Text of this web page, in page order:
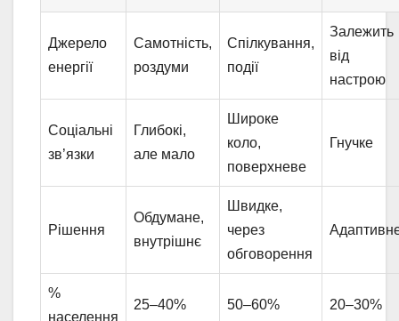
Джерело
енергії
Самотність,
роздуми
Спілкування,
події
Залежить
від
настрою
Соціальні
зв’язки
Глибокі,
але мало
Широке
коло,
поверхневе
Гнучке
Рішення
Обдумане,
внутрішнє
Швидке,
через
обговорення
%
населення
25–40% 50–60% 20–30%